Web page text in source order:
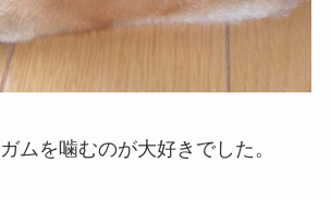
ムを噛むのが大好きでした。